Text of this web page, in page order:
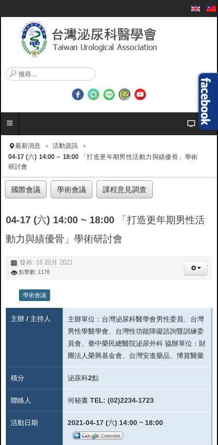
搜
尋
.
最新消息
活動資訊
04-17 (六) 14:00 ~ 18:00 「打造更年期男性活動力與績優骨」學術
研討會
國際會議 學術會議 課程意見調查
04-17 (六) 14:00 ~ 18:00 「打造更年期男性活
動力與績優骨」學術研討會
發佈: 16 四月 2021
點擊數: 1178
學術會議
主辦 / 主持人
主辦單位：台灣泌尿科醫學會男性委員、台灣
男性學醫學會、台灣性功能障礙諮詢暨訓練委
員會、臺中榮民總醫院泌尿外科 協辦單位：財
團法人榮興基金會、台灣安進藥品、博賞醫藥
積分 泌尿科2點
聯絡人 何秘書 TEL: (02)2234-1723
活動日期 2021-04-17 (六) 14:00 ~ 18:00